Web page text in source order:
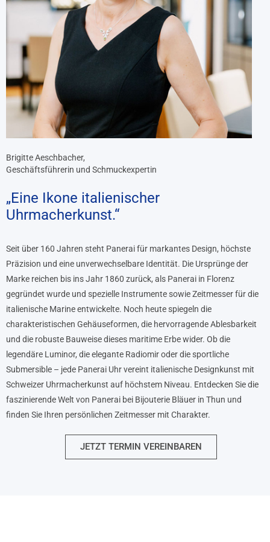
Brigitte Aeschbacher,
Geschäftsführerin und Schmuckexpertin
„Eine Ikone italienischer
Uhrmacherkunst.“
Seit über 160 Jahren steht Panerai für markantes Design, höchste
Präzision und eine unverwechselbare Identität. Die Ursprünge der
Marke reichen bis ins Jahr 1860 zurück, als Panerai in Florenz
gegründet wurde und spezielle Instrumente sowie Zeitmesser für die
italienische Marine entwickelte. Noch heute spiegeln die
charakteristischen Gehäuseformen, die hervorragende Ablesbarkeit
und die robuste Bauweise dieses maritime Erbe wider. Ob die
legendäre Luminor, die elegante Radiomir oder die sportliche
Submersible – jede Panerai Uhr vereint italienische Designkunst mit
Schweizer Uhrmacherkunst auf höchstem Niveau. Entdecken Sie die
faszinierende Welt von Panerai bei Bijouterie Bläuer in Thun und
finden Sie Ihren persönlichen Zeitmesser mit Charakter.
JETZT TERMIN VEREINBAREN